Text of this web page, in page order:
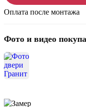
Оплата после монтажа
Фото и видео